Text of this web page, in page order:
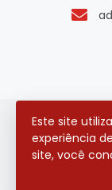
Este site
experiência
site, você
2026